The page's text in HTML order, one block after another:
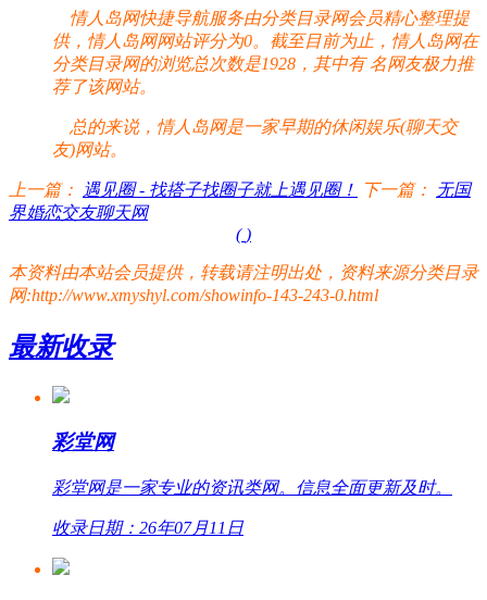
情人岛网快捷导航服务由分类目录网会员精心整理提
供，情人岛网网站评分为0。截至目前为止，情人岛网在
分类目录网的浏览总次数是1928，其中有名网友极力推
荐了该网站。
总的来说，情人岛网是一家早期的休闲娱乐(聊天交
友)网站。
上一篇： 遇见圈 - 找搭子找圈子就上遇见圈！ 下一篇：
无国
界婚恋交友聊天网
( )
本资料由本站会员提供，转载请注明出处，资料来源分类目录
网:http://www.xmyshyl.com/showinfo-143-243-0.html
最新收录
彩堂网
彩堂网是一家专业的资讯类网。信息全面更新及时。
收录日期：26年07月11日